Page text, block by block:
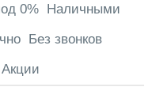
0%
Наличными
Без звонков
Акции